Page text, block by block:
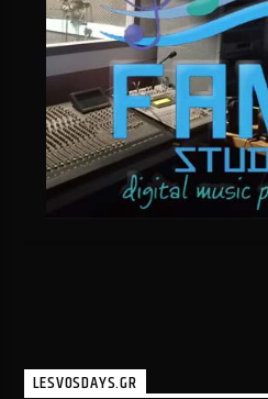
LESVOSDAYS.GR